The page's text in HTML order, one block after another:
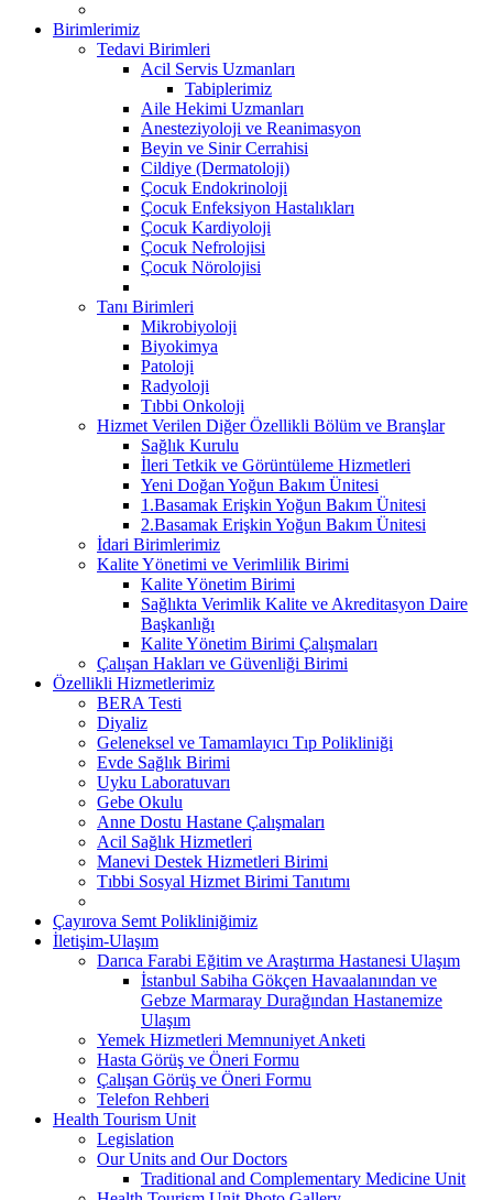
Birimlerimiz
Tedavi Birimleri
Acil Servis Uzmanları
Tabiplerimiz
Aile Hekimi Uzmanları
Anesteziyoloji ve Reanimasyon
Beyin ve Sinir Cerrahisi
Cildiye (Dermatoloji)
Çocuk Endokrinoloji
Çocuk Enfeksiyon Hastalıkları
Çocuk Kardiyoloji
Çocuk Nefrolojisi
Çocuk Nörolojisi
Tanı Birimleri
Mikrobiyoloji
Biyokimya
Patoloji
Radyoloji
Tıbbi Onkoloji
Hizmet Verilen Diğer Özellikli Bölüm ve Branşlar
Sağlık Kurulu
İleri Tetkik ve Görüntüleme Hizmetleri
Yeni Doğan Yoğun Bakım Ünitesi
1.Basamak Erişkin Yoğun Bakım Ünitesi
2.Basamak Erişkin Yoğun Bakım Ünitesi
İdari Birimlerimiz
Kalite Yönetimi ve Verimlilik Birimi
Kalite Yönetim Birimi
Sağlıkta Verimlik Kalite ve Akreditasyon Daire
Başkanlığı
Kalite Yönetim Birimi Çalışmaları
Çalışan Hakları ve Güvenliği Birimi
Özellikli Hizmetlerimiz
BERA Testi
Diyaliz
Geleneksel ve Tamamlayıcı Tıp Polikliniği
Evde Sağlık Birimi
Uyku Laboratuvarı
Gebe Okulu
Anne Dostu Hastane Çalışmaları
Acil Sağlık Hizmetleri
Manevi Destek Hizmetleri Birimi
Tıbbi Sosyal Hizmet Birimi Tanıtımı
Çayırova Semt Polikliniğimiz
İletişim-Ulaşım
Darıca Farabi Eğitim ve Araştırma Hastanesi Ulaşım
İstanbul Sabiha Gökçen Havaalanından ve
Gebze Marmaray Durağından Hastanemize
Ulaşım
Yemek Hizmetleri Memnuniyet Anketi
Hasta Görüş ve Öneri Formu
Çalışan Görüş ve Öneri Formu
Telefon Rehberi
Health Tourism Unit
Legislation
Our Units and Our Doctors
Traditional and Complementary Medicine Unit